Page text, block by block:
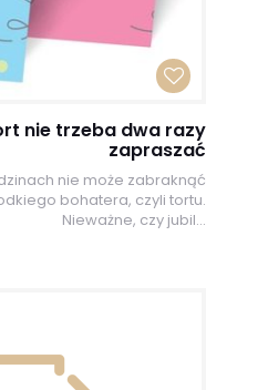
nie trzeba dwa razy
zapraszać
nie może zabraknąć
bohatera, czyli tortu.
Nieważne, czy jubil...